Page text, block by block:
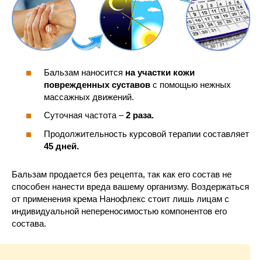
Бальзам наносится на участки кожи
поврежденных суставов с помощью нежных
массажных движений.
Суточная частота –2 раза.
Продолжительность курсовой терапии составляет
45 дней.
Бальзам продается без рецепта, так как его состав не
способен нанести вреда вашему организму. Воздержаться
от применения крема Нанофлекс стоит лишь лицам с
индивидуальной непереносимостью компонентов его
состава.